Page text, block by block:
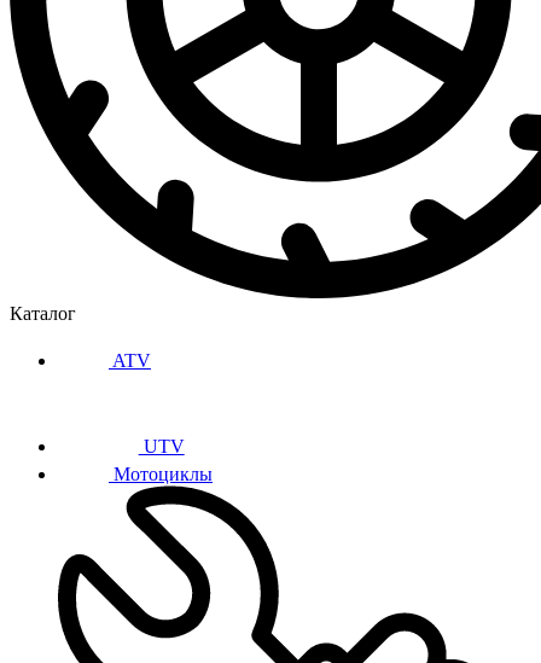
Каталог
ATV
UTV
Мотоциклы